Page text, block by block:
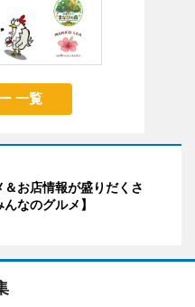
一覧
お店情報が盛りだくさ
なのグルメ】